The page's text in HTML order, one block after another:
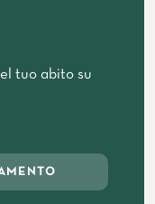
tuo abito su